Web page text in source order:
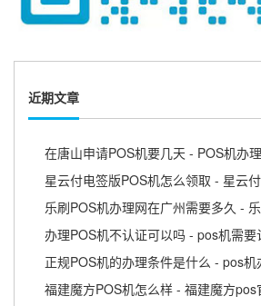
近期文章
在唐山申请POS机要几天 - POS机办理
星云付电签版POS机怎么领取 - 星云
乐刷POS机办理网在广州需要多久 -
办理POS机不认证可以吗 - pos机需
正规POS机的办理条件是什么 - pos
福建魔方POS机怎么样 - 福建魔方pos